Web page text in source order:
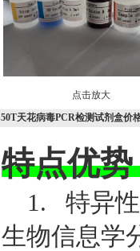
点击放大
50T天花病毒PCR检测试剂盒价
特点优势
1. 特异性
生物信息学